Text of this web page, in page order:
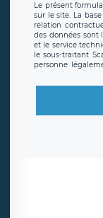
Le présent
sur le site. La
relation
des données sont
et le service
le sous-traitant
personne
offrant des
en sollicite la
demander la